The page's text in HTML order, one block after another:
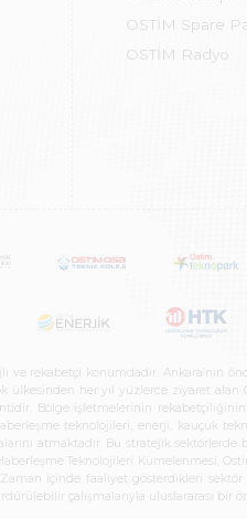
OSTİM Spare
OSTİM Radyo
ve rekabetçi konumdadır.
her yıl yüzlerce ziyaret alan
Bölge işletmelerinin
teknolojileri, enerji, kauçuk
atmaktadır. Bu stratejik
Teknolojileri Kümelenmesi,
içinde faaliyet gösterdikleri
çalışmalarıyla uluslararası